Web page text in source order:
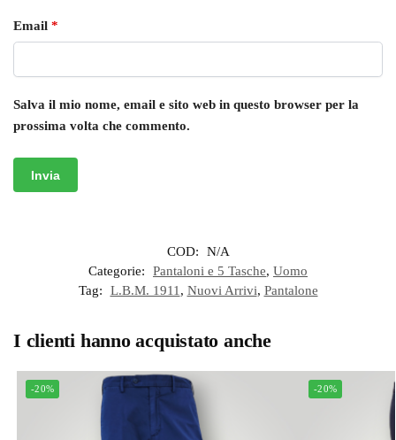
Email *
Salva il mio nome, email e sito web in questo browser per la
prossima volta che commento.
COD:
N/A
Categorie:
Pantaloni e 5 Tasche, Uomo
Tag:
L.B.M. 1911 , Nuovi Arrivi, Pantalone
I clienti hanno acquistato anche
-20% -20%